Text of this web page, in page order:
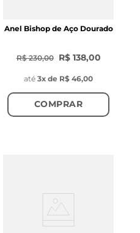
Anel Bishop de Aço Dourado
R$ 230,00 R$ 138,00
até 3x de R$ 46,00
COMPRAR